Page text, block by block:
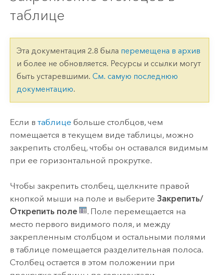
таблице
Эта документация 2.8 была перемещена в архив
и более не обновляется. Ресурсы и ссылки могут
быть устаревшими. См. самую последнюю
документацию.
Если в таблице больше столбцов, чем
помещается в текущем виде таблицы, можно
закрепить столбец, чтобы он оставался видимым
при ее горизонтальной прокрутке.
Чтобы закрепить столбец, щелкните правой
кнопкой мыши на поле и выберите Закрепить/
Открепить поле
. Поле перемещается на
место первого видимого поля, и между
закрепленным столбцом и остальными полями
в таблице помещается разделительная полоса.
Столбец остается в этом положении при